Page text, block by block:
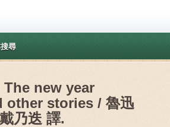
尋
The new year
other stories / 魯迅
乃迭 譯.